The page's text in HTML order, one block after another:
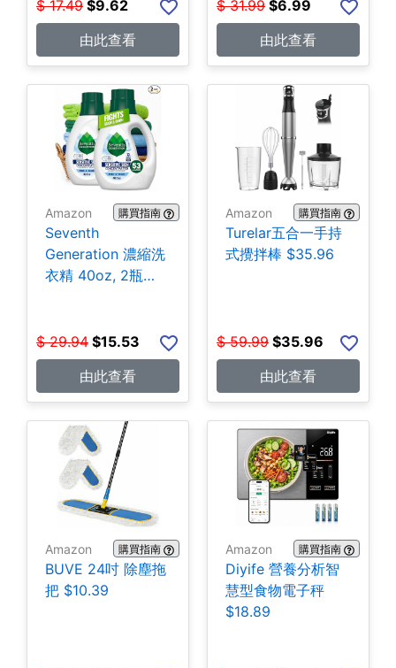
$ 17.49 $9.62
由此查看
$ 31.99 $6.99
由此查看
Amazon 購買指南
Seventh
Generation 濃縮洗
衣精 40oz, 2瓶
$ 29.94 $15.53
由此查看
Amazon 購買指南
Turelar五合一手持
式攪拌棒 $35.96
$ 59.99 $35.96
由此查看
Amazon 購買指南
BUVE 24吋 除塵拖
把 $10.39
Amazon 購買指南
Diyife 營養分析智
慧型食物電子秤
$18.89